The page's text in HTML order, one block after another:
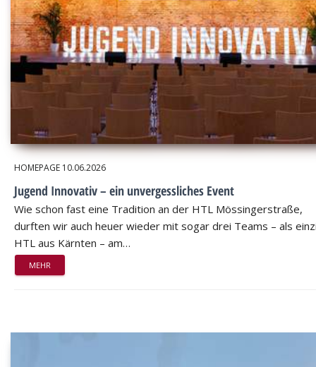
HOMEPAGE 10.06.2026
Jugend Innovativ – ein unvergessliches Event
Wie schon fast eine Tradition an der HTL Mössingerstraße,
durften wir auch heuer wieder mit sogar drei Teams – als
HTL aus Kärnten – am…
MEHR